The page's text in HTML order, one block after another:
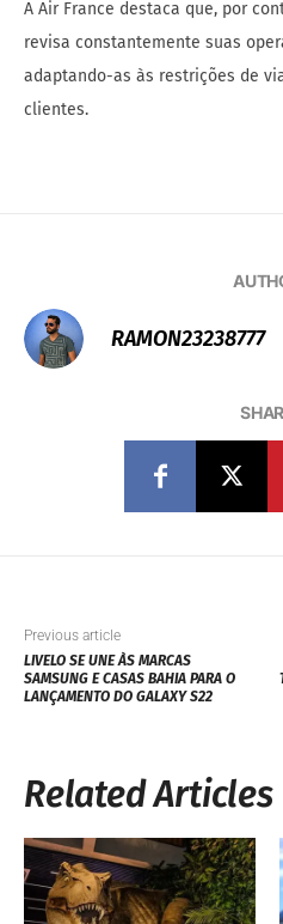
A Air France destaca que, por
revisa constantemente suas
adaptando-as às restrições de
clientes.
RAMON23238777
Previous article
LIVELO SE UNE ÀS MARCAS
SAMSUNG E CASAS BAHIA PARA O
LANÇAMENTO DO GALAXY S22
Related Articles